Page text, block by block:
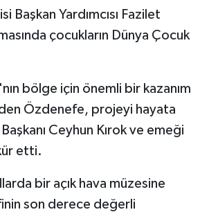
Başkan Yardımcısı Fazilet
çocukların Dünya Çocuk
bölge için önemli bir kazanım
Özdenefe, projeyi hayata
Ceyhun Kırok ve emeği
etti.
bir açık hava müzesine
son derece değerli